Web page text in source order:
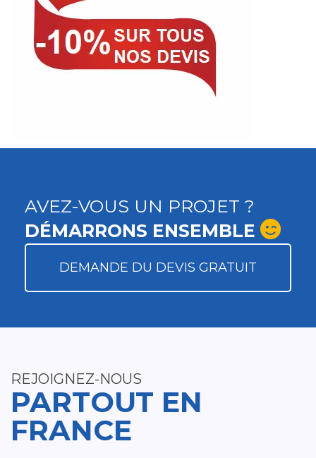
AVEZ-VOUS UN PROJET ?
DÉMARRONS ENSEMBLE
DEMANDE DU DEVIS GRATUIT
REJOIGNEZ-NOUS
PARTOUT EN
FRANCE